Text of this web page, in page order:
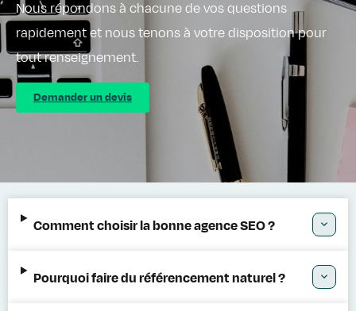
Nous répondons à chacune de vos questions
rapidement et nous tenons à votre disposition pour
tout renseignement.
Demander un devis
Comment choisir la bonne agence SEO ?
Pourquoi faire du référencement naturel ?